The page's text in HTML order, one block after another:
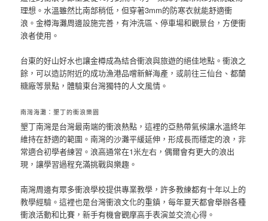
理想。水溫雖然比南部稍低，但穿著3mm的防寒衣就能舒適衝
浪。金樽海灘周邊設施完善，有沖洗區、停車場和觀景台，方便衝
浪者使用。
台東的好山好水也讓金樽成為結合衝浪與旅遊的絕佳地點。衝浪之
餘，可以造訪附近的成功漁港品嚐新鮮海產，或前往三仙台、都蘭
糖廠等景點，體驗東台灣獨特的人文風情。
南灣海灘：墾丁的衝浪樂園
墾丁南灣是台灣最南端的衝浪熱點，這裡的亞熱帶氣候讓水溫終年
維持在舒適的範圍。南灣的沙灘平緩延伸，形成長而穩定的浪，非
常適合初學者練習。浪高通常在1米左右，偶爾會有更大的浪出
現，讓學習過程充滿挑戰與樂趣。
南灣周邊有眾多衝浪學校提供專業教學，許多教練都有十年以上的
教學經驗。這裡也是台灣衝浪文化的重鎮，每年夏天都會舉辦各種
衝浪活動和比賽，新手有機會觀摩高手表演並交流心得。